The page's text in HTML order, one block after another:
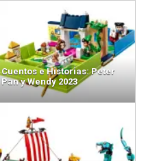
Cuentos e Historias: Peter
Pan y Wendy 2023